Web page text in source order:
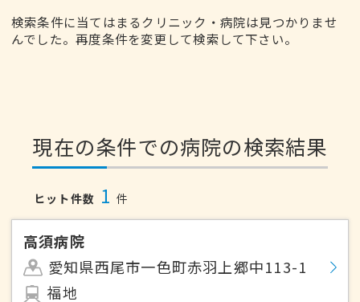
検索条件に当てはまるクリニック・病院は見つかりませ
んでした。再度条件を変更して検索して下さい。
現在の条件での病院の検索結果
ヒット件数 1 件
高須病院
愛知県西尾市一色町赤羽上郷中113-1
福地